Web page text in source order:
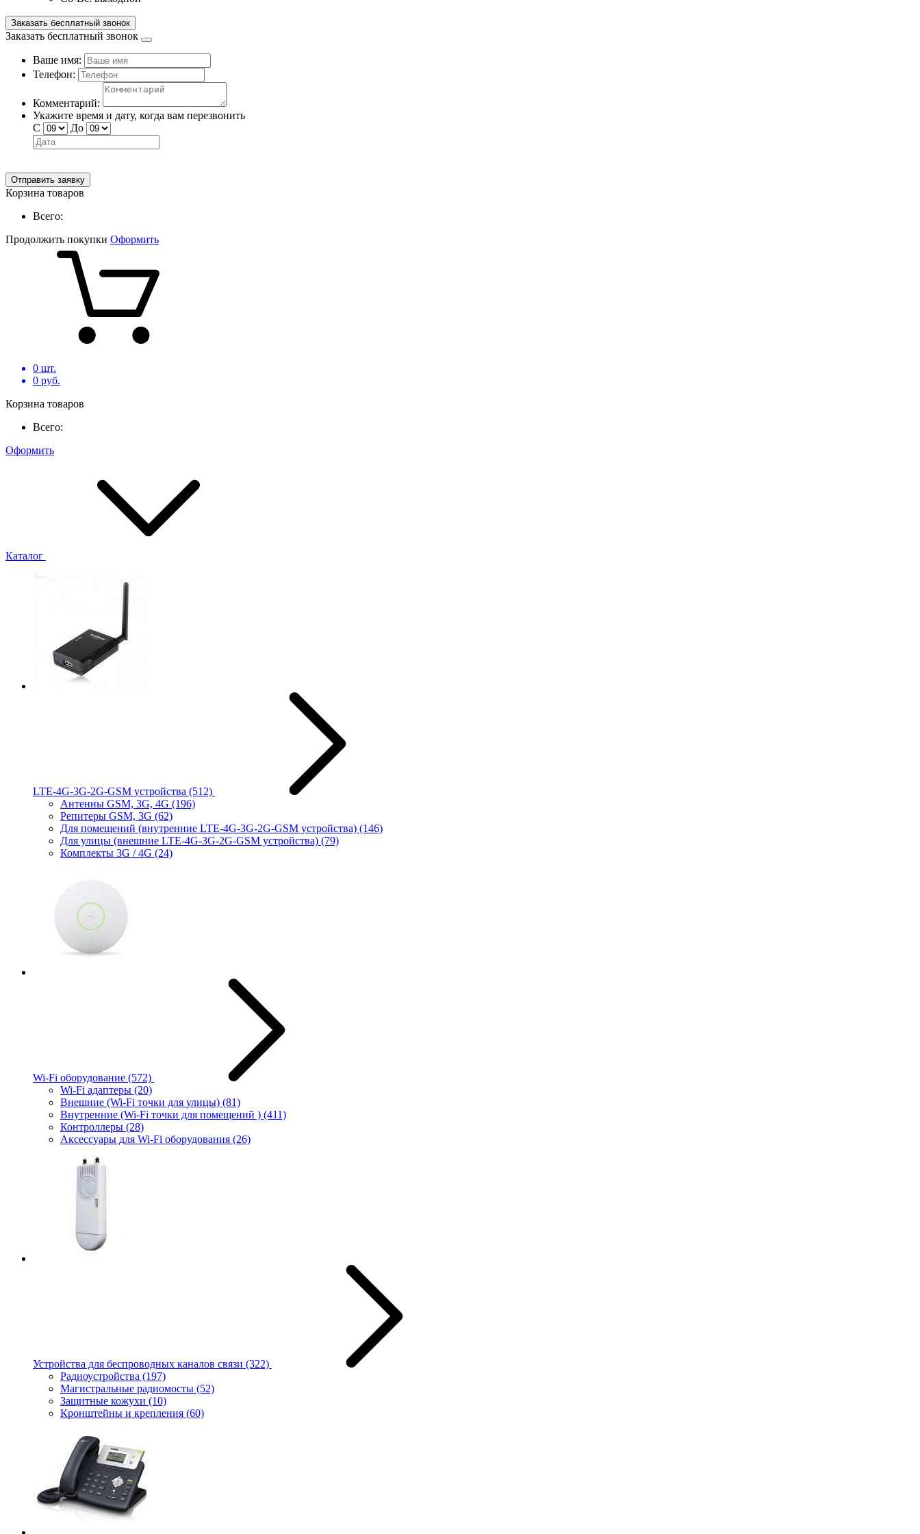
Заказать бесплатный звонок
Заказать бесплатный звонок
Ваше имя:
Телефон:
Комментарий:
Укажите время и дату, когда вам перезвонить
С
До
Отправить заявку
Корзина товаров
Всего:
Продолжить покупки Оформить
0 шт.
0 руб.
Корзина товаров
Всего:
Оформить
Каталог
LTE-4G-3G-2G-GSM устройства (512)
Антенны GSM, 3G, 4G (196)
Репитеры GSM, 3G (62)
Для помещений (внутренние LTE-4G-3G-2G-GSM устройства) (146)
Для улицы (внешние LTE-4G-3G-2G-GSM устройства) (79)
Комплекты 3G / 4G (24)
Wi-Fi оборудование (572)
Wi-Fi адаптеры (20)
Внешние (Wi-Fi точки для улицы) (81)
Внутренние (Wi-Fi точки для помещений ) (411)
Контроллеры (28)
Аксессуары для Wi-Fi оборудования (26)
Устройства для беспроводных каналов связи (322)
Радиоустройства (197)
Магистральные радиомосты (52)
Защитные кожухи (10)
Кронштейны и крепления (60)